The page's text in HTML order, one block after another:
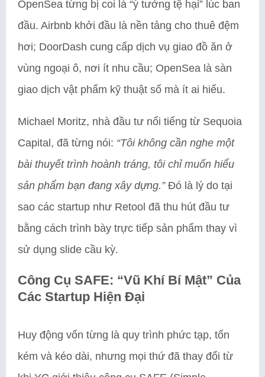
OpenSea từng bị coi là “ý tưởng tệ hại” lúc ban
đầu. Airbnb khởi đầu là nền tảng cho thuê đệm
hơi; DoorDash cung cấp dịch vụ giao đồ ăn ở
vùng ngoại ô, nơi ít nhu cầu; OpenSea là sàn
giao dịch vật phẩm kỹ thuật số mà ít ai hiểu.
Michael Moritz, nhà đầu tư nổi tiếng từ Sequoia
Capital, đã từng nói: “Tôi không cần nghe một
bài thuyết trình hoành tráng, tôi chỉ muốn hiểu
sản phẩm bạn đang xây dựng.”Đó là lý do tại
sao các startup như Retool đã thu hút đầu tư
bằng cách trình bày trực tiếp sản phẩm thay vì
sử dụng slide cầu kỳ.
Công Cụ SAFE: “Vũ Khí Bí Mật” Của
Các Startup Hiện Đại
Huy động vốn từng là quy trình phức tạp, tốn
kém và kéo dài, nhưng mọi thứ đã thay đổi từ